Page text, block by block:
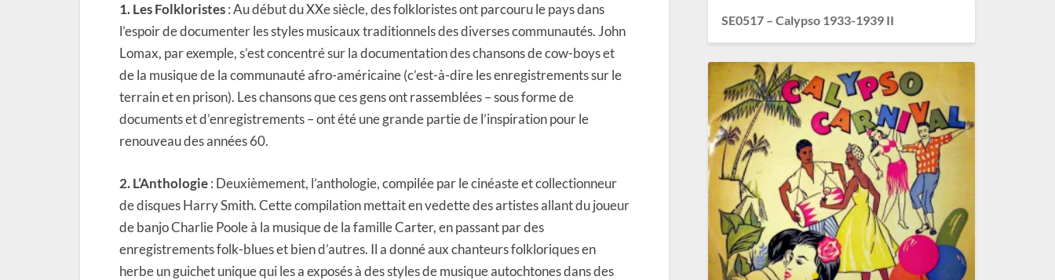
1. Les Folkloristes: Au début du XXe siècle, des folkloristes ont parcouru le pays dans
l’espoir de documenter les styles musicaux traditionnels des diverses communautés. John
Lomax, par exemple, s’est concentré sur la documentation des chansons de cow-boys et
de la musique de la communauté afro-américaine (c’est-à-dire les enregistrements sur le
terrain et en prison). Les chansons que ces gens ont rassemblées – sous forme de
documents et d’enregistrements – ont été une grande partie de l’inspiration pour le
renouveau des années 60.
2. L’Anthologie: Deuxièmement, l’anthologie, compilée par le cinéaste et collectionneur
de disques Harry Smith. Cette compilation mettait en vedette des artistes allant du joueur
de banjo Charlie Poole à la musique de la famille Carter, en passant par des
enregistrements folk-blues et bien d’autres. Il a donné aux chanteurs folkloriques en
herbe un guichet unique qui les a exposés à des styles de musique autochtones dans des
SE0517 – Calypso 1933-1939 II